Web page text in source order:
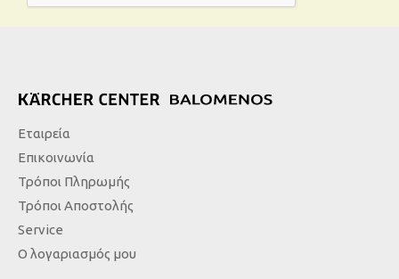
Εταιρεία
Επικοινωνία
Τρόποι Πληρωμής
Τρόποι Αποστολής
Service
Ο λογαριασμός μου